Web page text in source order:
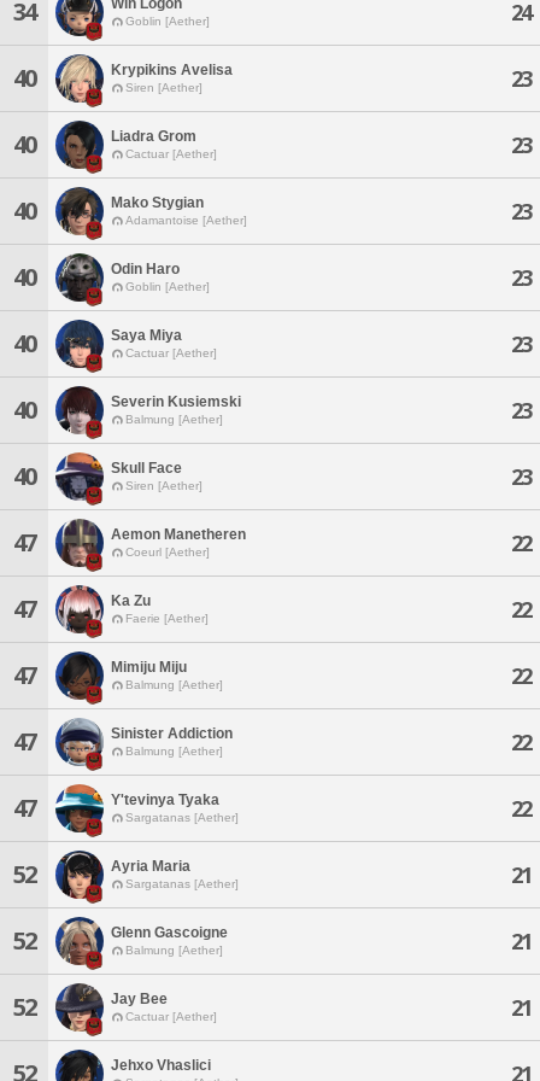
34 Win Logon
Goblin [Aether] 24
40 Krypikins Avelisa
Siren [Aether] 23
40 Liadra Grom
Cactuar [Aether] 23
40 Mako Stygian
Adamantoise [Aether] 23
40 Odin Haro
Goblin [Aether] 23
40 Saya Miya
Cactuar [Aether] 23
40 Severin Kusiemski
Balmung [Aether] 23
40 Skull Face
Siren [Aether] 23
47 Aemon Manetheren
Coeurl [Aether] 22
47 Ka Zu
Faerie [Aether] 22
47 Mimiju Miju
Balmung [Aether] 22
47 Sinister Addiction
Balmung [Aether] 22
47 Y'tevinya Tyaka
Sargatanas [Aether] 22
52 Ayria Maria
Sargatanas [Aether] 21
52 Glenn Gascoigne
Balmung [Aether] 21
52 Jay Bee
Cactuar [Aether] 21
52 Jehxo Vhaslici 21